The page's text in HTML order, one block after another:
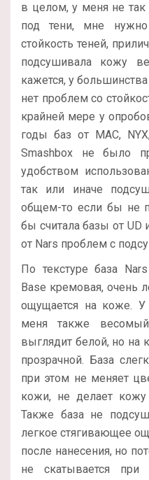
в целом, у меня не так
под тени, мне
стойкость теней,
подсушивала кожу
кажется, у
нет проблем со
крайней мере у
годы баз от MAC,
Smashbox не было
удобством
так или иначе
общем-то если бы не
бы считала базы от UD
от Nars проблем с
По текстуре база
Base кремовая, очень
ощущается на коже. У
меня также
выглядит белой, но на
прозрачной. База
при этом не меняет
кожи, не делает
Также база не
легкое стягивающее
после нанесения, но
не скатывается при